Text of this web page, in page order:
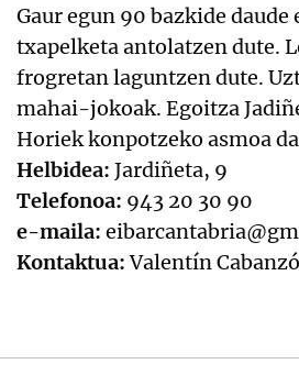
Gaur egun 90 bazkide
txapelketa antolatzen dute.
frogretan laguntzen dute.
mahai-jokoak. Egoitza
Horiek konpotzeko asmoa
Helbidea: Jardiñeta, 9
Telefonoa: 943 20 30 90
e-maila:
Kontaktua:Valentín